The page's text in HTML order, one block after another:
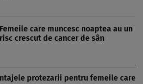
Femeile care muncesc noaptea au un
risc crescut de cancer de sân
protezarii pentru femeile care